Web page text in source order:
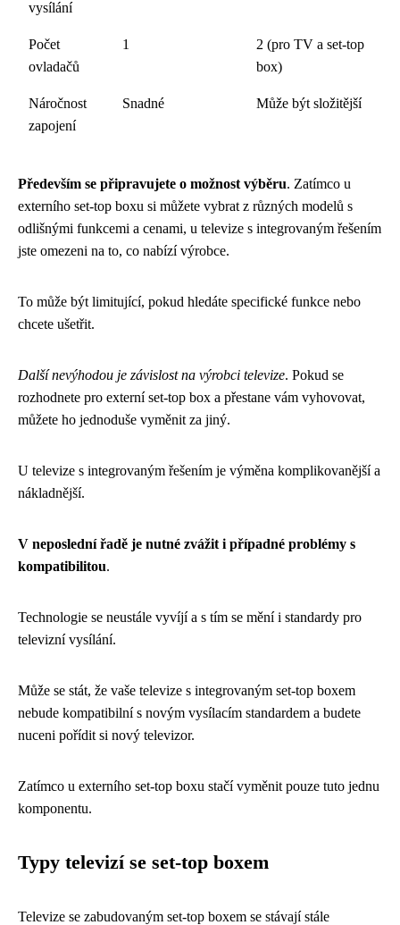
vysílání
Počet
ovladačů
1
2 (pro TV a set-top
box)
Náročnost
zapojení
Snadné Může být složitější
Především se připravujete o možnost výběru. Zatímco u
externího set-top boxu si můžete vybrat z různých modelů s
odlišnými funkcemi a cenami, u televize s integrovaným řešením
jste omezeni na to, co nabízí výrobce.
To může být limitující, pokud hledáte specifické funkce nebo
chcete ušetřit.
Další nevýhodou je závislost na výrobci televize. Pokud se
rozhodnete pro externí set-top box a přestane vám vyhovovat,
můžete ho jednoduše vyměnit za jiný.
U televize s integrovaným řešením je výměna komplikovanější a
nákladnější.
V neposlední řadě je nutné zvážit i případné problémy s
kompatibilitou.
Technologie se neustále vyvíjí a s tím se mění i standardy pro
televizní vysílání.
Může se stát, že vaše televize s integrovaným set-top boxem
nebude kompatibilní s novým vysílacím standardem a budete
nuceni pořídit si nový televizor.
Zatímco u externího set-top boxu stačí vyměnit pouze tuto jednu
komponentu.
Typy televizí se set-top boxem
Televize se zabudovaným set-top boxem se stávají stále